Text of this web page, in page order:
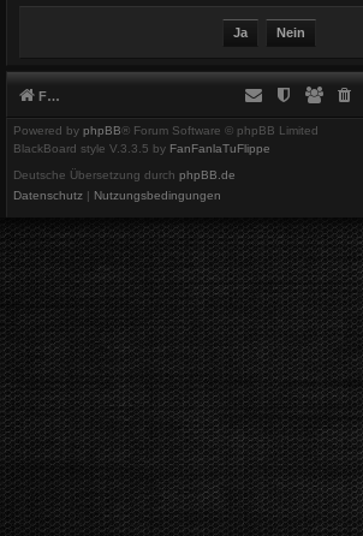
Foren-Übersicht
Powered by phpBB® Forum Software © phpBB Limited
BlackBoard style V.3.3.5 by FanFanlaTuFlippe
Deutsche Übersetzung durch phpBB.de
Datenschutz
Nutzungsbedingungen